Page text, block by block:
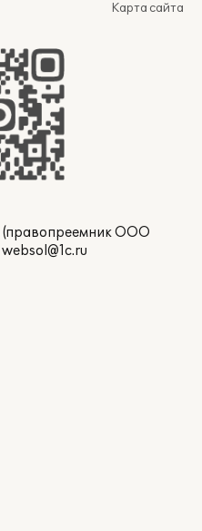
Карта сайта
(правопреемник ООО
websol@1c.ru